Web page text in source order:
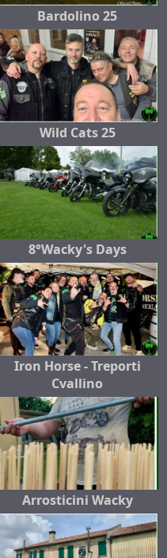
Bardolino 25
Wild Cats 25
8°Wacky's Days
Iron Horse - Treporti
Cvallino
Arrosticini Wacky